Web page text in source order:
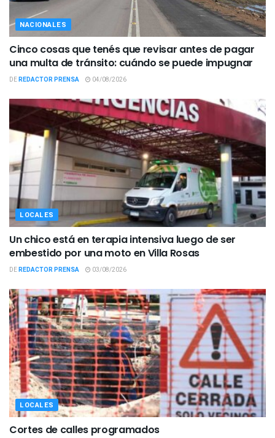
NACIONALES
Cinco cosas que tenés que revisar antes de pagar
una multa de tránsito: cuándo se puede impugnar
DEREDACTOR PRENSA 04/08/2026
LOCALES
Un chico está en terapia intensiva luego de ser
embestido por una moto en Villa Rosas
DEREDACTOR PRENSA 03/08/2026
LOCALES
Cortes de calles programados